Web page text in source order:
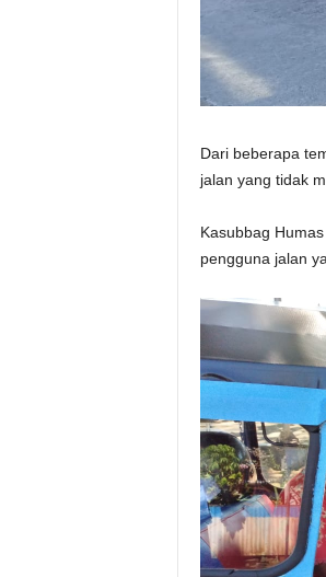
Dari beberapa
jalan yang tidak
Kasubbag
pengguna jalan